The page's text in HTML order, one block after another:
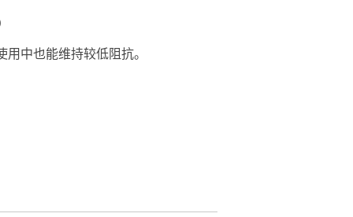
中也能维持较低阻抗。